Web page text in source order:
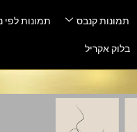
תמונות קנבס תמונות לפי
בלוק אקריל